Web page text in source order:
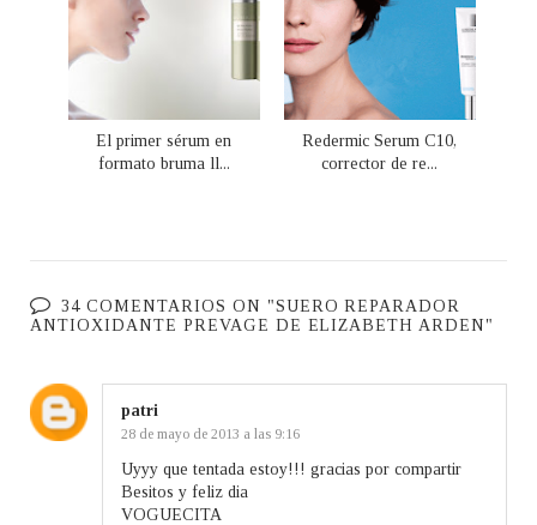
El primer sérum en
formato bruma ll...
Redermic Serum C10,
corrector de re...
34 COMENTARIOS ON "SUERO REPARADOR
ANTIOXIDANTE PREVAGE DE ELIZABETH ARDEN"
patri
28 de mayo de 2013 a las 9:16
Uyyy que tentada estoy!!! gracias por compartir
Besitos y feliz dia
VOGUECITA